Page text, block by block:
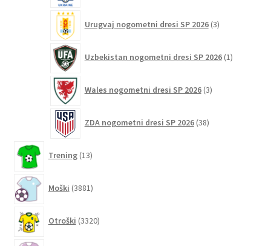
Urugvaj nogometni dresi SP 2026 3izdelki
Uzbekistan nogometni dresi SP 2026 1izdelek
Wales nogometni dresi SP 2026 3izdelki
ZDA nogometni dresi SP 2026 38izdelkov
Trening 13izdelkov
Moški 3881izdelkov
Otroški 3320izdelkov